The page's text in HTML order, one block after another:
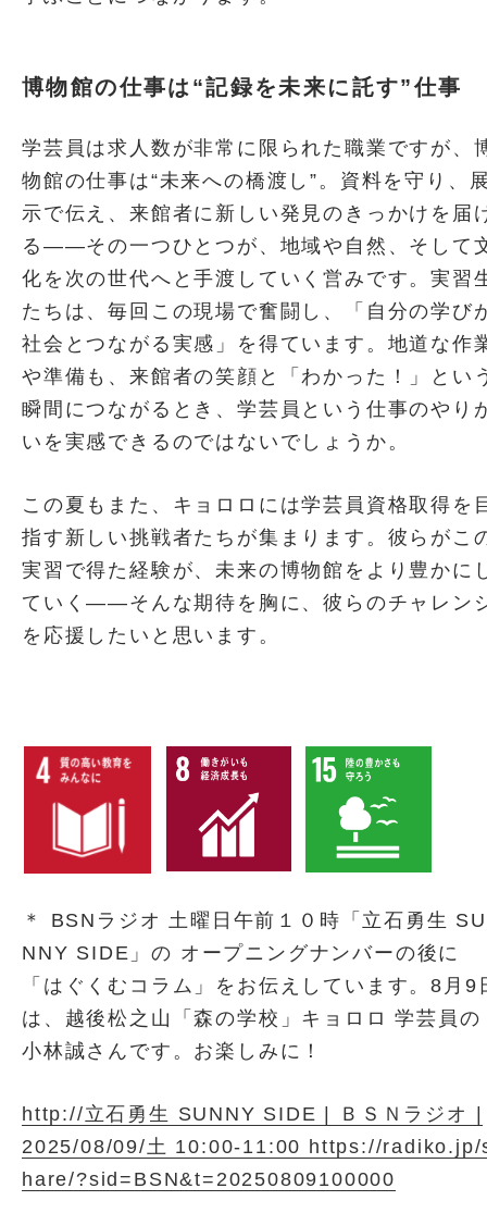
博物館の仕事は“記録を未来に託す”仕事
学芸員は求人数が非常に限られた職業ですが、
物館の仕事は“未来への橋渡し”。資料を守り、
示で伝え、来館者に新しい発見のきっかけを届
る――その一つひとつが、地域や自然、そして
化を次の世代へと手渡していく営みです。実習
たちは、毎回この現場で奮闘し、「自分の学び
社会とつながる実感」を得ています。地道な作
や準備も、来館者の笑顔と「わかった！」とい
瞬間につながるとき、学芸員という仕事のやり
いを実感できるのではないでしょうか。
この夏もまた、キョロロには学芸員資格取得を
指す新しい挑戦者たちが集まります。彼らがこ
実習で得た経験が、未来の博物館をより豊かに
ていく――そんな期待を胸に、彼らのチャレン
を応援したいと思います。
＊ BSNラジオ 土曜日午前１０時「立石勇生 SU
NNY SIDE」の オープニングナンバーの後に
「はぐくむコラム」をお伝えしています。8月9
は、越後松之山「森の学校」キョロロ 学芸員の
小林誠さんです。お楽しみに！
http://立石勇生 SUNNY SIDE | ＢＳＮラジオ |
2025/08/09/土 10:00-11:00 https://radiko.jp/
hare/?sid=BSN&t=20250809100000